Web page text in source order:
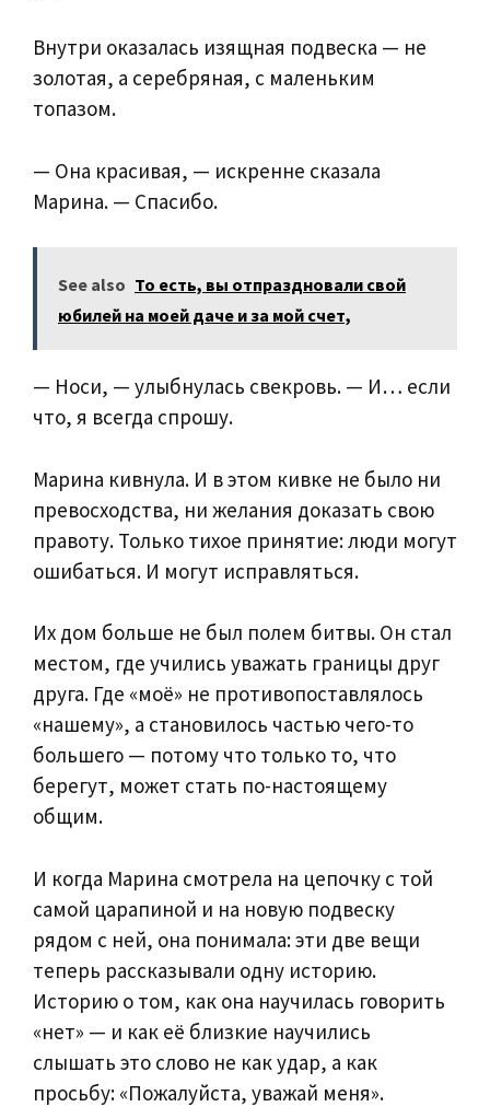
Внутри оказалась изящная подвеска — не
золотая, а серебряная, с маленьким
топазом.
— Она красивая, — искренне сказала
Марина. — Спасибо.
See also То есть, вы отпраздновали свой
юбилей на моей даче и за мой счет,
— Носи, — улыбнулась свекровь. — И… если
что, я всегда спрошу.
Марина кивнула. И в этом кивке не было ни
превосходства, ни желания доказать свою
правоту. Только тихое принятие: люди могут
ошибаться. И могут исправляться.
Их дом больше не был полем битвы. Он стал
местом, где учились уважать границы друг
друга. Где «моё» не противопоставлялось
«нашему», а становилось частью чего-то
большего — потому что только то, что
берегут, может стать по-настоящему
общим.
И когда Марина смотрела на цепочку с той
самой царапиной и на новую подвеску
рядом с ней, она понимала: эти две вещи
теперь рассказывали одну историю.
Историю о том, как она научилась говорить
«нет» — и как её близкие научились
слышать это слово не как удар, а как
просьбу: «Пожалуйста, уважай меня».